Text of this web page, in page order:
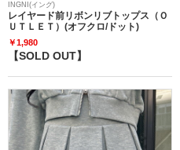
INGNI(イング)
レイヤード前リボンリブトップス（Ｏ
ＵＴＬＥＴ）(オフクロ/ドット)
￥1,980
【SOLD OUT】